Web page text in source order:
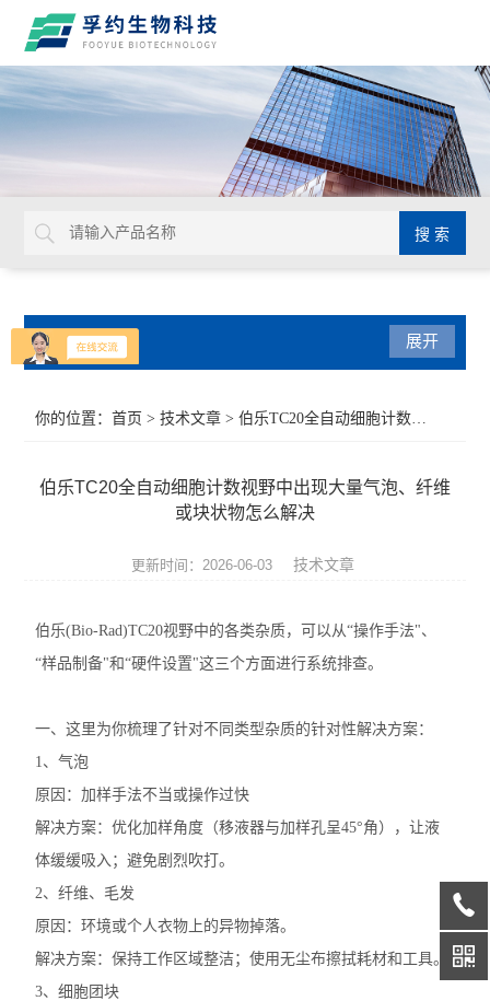
产品分类
耗材血清
展开
你的位置：首页 >技术文章 > 伯乐TC20全自动细胞计数视野中出现大量气泡、纤维或块状物怎么解决
伯乐TC20全自动细胞计数视野中出现大量气泡、纤维
或块状物怎么解决
更新时间：2026-06-03 技术文章
伯乐(Bio-Rad)TC20视野中的各类杂质，可以从“操作手法"、
“样品制备"和“硬件设置"这三个方面进行系统排查。
一、这里为你梳理了针对不同类型杂质的针对性解决方案：
1、气泡
原因：加样手法不当或操作过快
解决方案：优化加样角度（移液器与加样孔呈45°角），让液
体缓缓吸入；避免剧烈吹打。
2、纤维、毛发
原因：环境或个人衣物上的异物掉落。
解决方案：保持工作区域整洁；使用无尘布擦拭耗材和工具。
3、细胞团块